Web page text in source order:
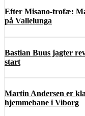
Efter Misano-trofæ:
på Vallelunga
Bastian Buus jagter
start
Martin Andersen er
hjemmebane i Viborg